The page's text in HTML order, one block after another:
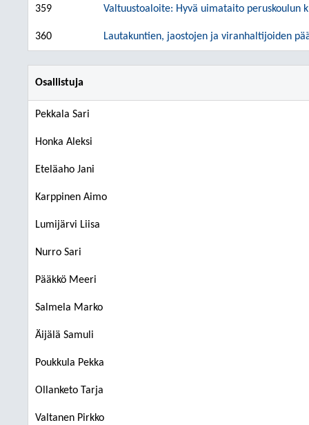
359 Valtuustoaloite: Hyvä uimataito peruskoulun
360 Lautakuntien, jaostojen ja viranhaltijoiden
Osallistuja
Pekkala Sari
Honka Aleksi
Eteläaho Jani
Karppinen Aimo
Lumijärvi Liisa
Nurro Sari
Pääkkö Meeri
Salmela Marko
Äijälä Samuli
Poukkula Pekka
Ollanketo Tarja
Valtanen Pirkko